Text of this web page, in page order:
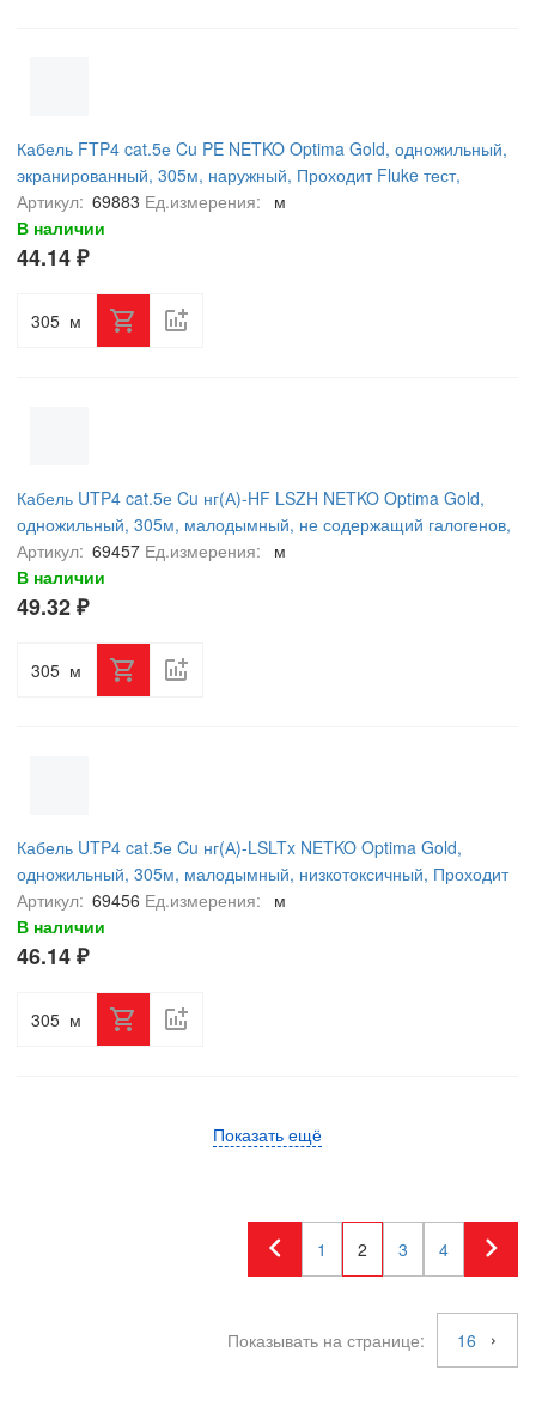
Кабель FTP4 cat.5е Cu PE NETKO Optima Gold, одножильный,
экранированный, 305м, наружный, Проходит Fluke тест,
черный
Артикул: 69883 Ед.измерения:
м
В наличии
44.14 ₽
м
Кабель UTP4 cat.5е Cu нг(А)-HF LSZH NETKO Optima Gold,
одножильный, 305м, малодымный, не содержащий галогенов,
Проходит Fluke тест, серый
Артикул: 69457 Ед.измерения:
м
В наличии
49.32 ₽
м
Кабель UTP4 cat.5е Cu нг(А)-LSLTx NETKO Optima Gold,
одножильный, 305м, малодымный, низкотоксичный, Проходит
Fluke тест, светло-серый
Артикул: 69456 Ед.измерения:
м
В наличии
46.14 ₽
м
Показать ещё
1 2 3 4
Показывать на странице: 16